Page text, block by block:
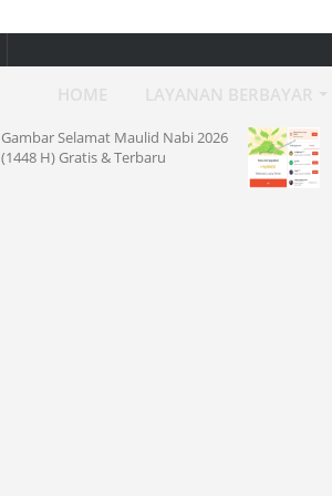
Gambar Selamat Maulid Nabi 2026
(1448 H) Gratis & Terbaru